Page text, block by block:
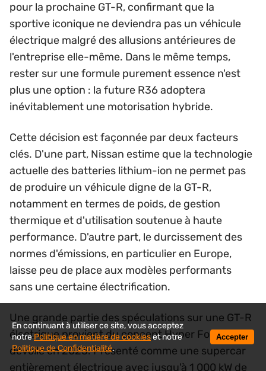
pour la prochaine GT-R, confirmant que la
sportive iconique ne deviendra pas un véhicule
électrique malgré des allusions antérieures de
l'entreprise elle-même. Dans le même temps,
rester sur une formule purement essence n'est
plus une option : la future R36 adoptera
inévitablement une motorisation hybride.
Cette décision est façonnée par deux facteurs
clés. D'une part, Nissan estime que la technologie
actuelle des batteries lithium-ion ne permet pas
de produire un véhicule digne de la GT-R,
notamment en termes de poids, de gestion
thermique et d'utilisation soutenue à haute
performance. D'autre part, le durcissement des
normes d'émissions, en particulier en Europe,
laisse peu de place aux modèles performants
sans une certaine électrification.
Une grande partie des spéculations sur une GT-R
électrique provient du concept Hyper Force
dévoilé en 2023. Présenté comme une supercar
entièrement électrique avec jusqu'à 1 000 kW de
En continuant à utiliser ce site, vous acceptez
notrePolitique en matière de cookieset notre
Politique de Confidentialité.
Accepter